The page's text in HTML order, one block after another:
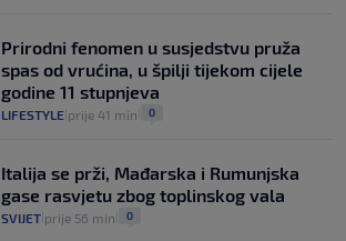
Prirodni fenomen u susjedstvu pruža
spas od vrućina, u špilji tijekom cijele
godine 11 stupnjeva
LIFESTYLE prije 41 min 0
Italija se prži, Mađarska i Rumunjska
gase rasvjetu zbog toplinskog vala
SVIJET prije 56 min 0